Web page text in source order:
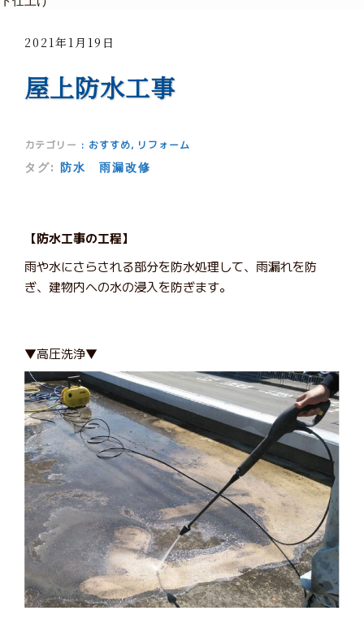
2021年1月19日
屋上防水工事
カテゴリー : おすすめ, リフォーム
タグ: 防水 雨漏改修
【防水工事の工程】
雨や水にさらされる部分を防水処理して、雨漏れを防
ぎ、建物内への水の浸入を防ぎます。
▼高圧洗浄▼